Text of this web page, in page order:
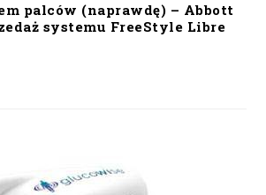
palców (naprawdę) – Abbott
systemu FreeStyle Libre